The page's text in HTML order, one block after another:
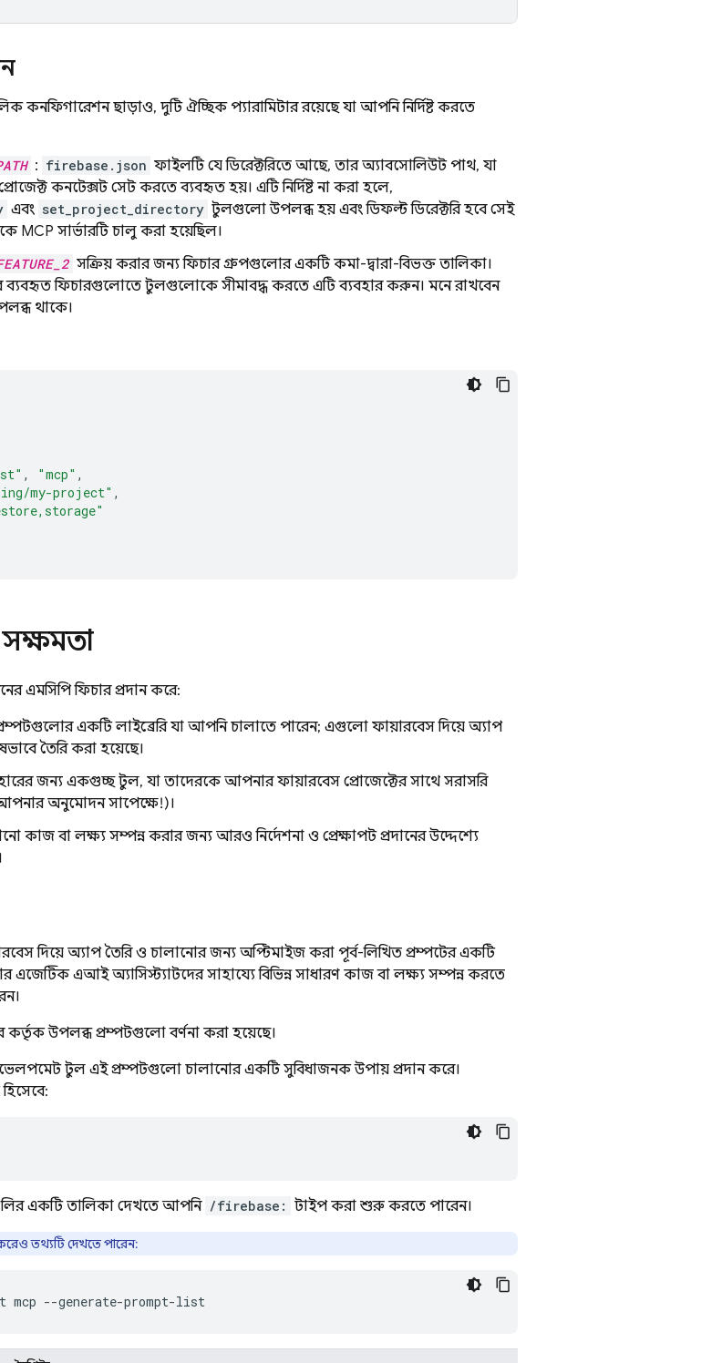
কনফিগারেশন ছাড়াও, দুটি ঐচ্ছিক প্যারামিটার রয়েছে যা আপনি নির্দিষ্ট করতে
: firebase.json ফাইলটি যে ডিরেক্টরিতে আছে, তার অ্যাবসোলিউট পাথ, যা
কনটেক্সট সেট করতে ব্যবহৃত হয়। এটি নির্দিষ্ট না করা হলে,
এবং set_project_directory টুলগুলো উপলব্ধ হয় এবং ডিফল্ট ডিরেক্টরি হবে সেই
MCP সার্ভারটি চালু করা হয়েছিল।
সক্রিয় করার জন্য ফিচার গ্রুপগুলোর একটি কমা-দ্বারা-বিভক্ত তালিকা।
ব্যবহৃত ফিচারগুলোতে টুলগুলোকে সীমাবদ্ধ করতে এটি ব্যবহার করুন। মনে রাখবেন
থাকে।
, "mcp" ,
my-project" ,
সক্ষমতা
এমসিপি ফিচার প্রদান করে:
একটি লাইব্রেরি যা আপনি চালাতে পারেন; এগুলো ফায়ারবেস দিয়ে অ্যাপ
তৈরি করা হয়েছে।
জন্য একগুচ্ছ টুল, যা তাদেরকে আপনার ফায়ারবেস প্রোজেক্টের সাথে সরাসরি
অনুমোদন সাপেক্ষে!)।
বা লক্ষ্য সম্পন্ন করার জন্য আরও নির্দেশনা ও প্রেক্ষাপট প্রদানের উদ্দেশ্যে
দিয়ে অ্যাপ তৈরি ও চালানোর জন্য অপ্টিমাইজ করা পূর্ব-লিখিত প্রম্পটের একটি
এআই অ্যাসিস্ট্যান্টদের সাহায্যে বিভিন্ন সাধারণ কাজ বা লক্ষ্য সম্পন্ন করতে
কর্তৃক উপলব্ধ প্রম্পটগুলো বর্ণনা করা হয়েছে।
টুল এই প্রম্পটগুলো চালানোর একটি সুবিধাজনক উপায় প্রদান করে।
একটি তালিকা দেখতে আপনি /firebase: টাইপ করা শুরু করতে পারেন।
তথ্যটি দেখতে পারেন: